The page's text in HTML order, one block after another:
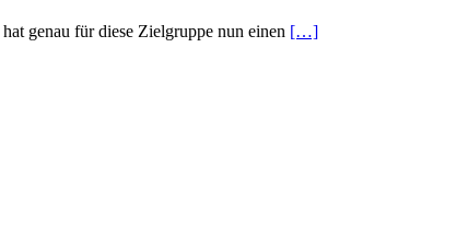
genau für diese Zielgruppe nun einen […]